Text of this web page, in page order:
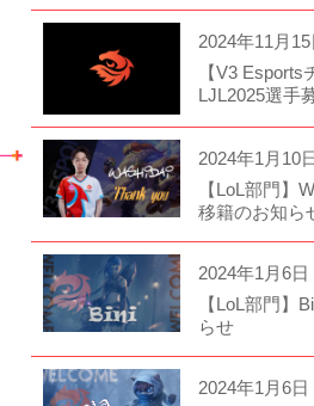
2024年11月15
【V3 Esports
LJL2025選手
2024年1月10
【LoL部門】
移籍のお知ら
2024年1月6日
【LoL部門】
らせ
2024年1月6日